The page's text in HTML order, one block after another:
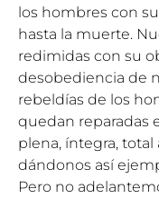
los hombres con
hasta la muerte.
redimidas con su
desobediencia de
rebeldías de los
quedan reparadas
plena, íntegra, total
dándonos así
Pero no